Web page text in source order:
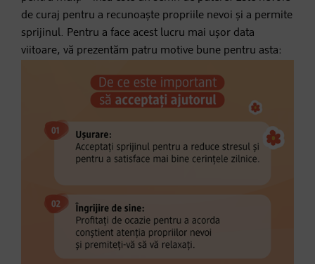
de curaj pentru a recunoaște propriile nevoi și a permite
sprijinul. Pentru a face acest lucru mai ușor data
viitoare, vă prezentăm patru motive bune pentru asta: